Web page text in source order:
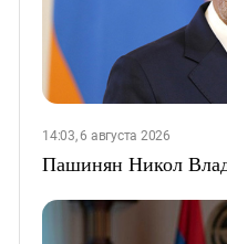
14:03, 6 августа 2026
Пашинян Никол